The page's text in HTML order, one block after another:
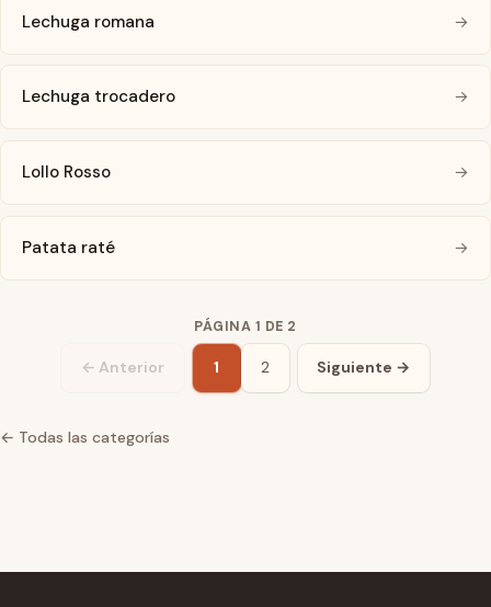
Lechuga romana →
Lechuga trocadero →
Lollo Rosso →
Patata raté →
PÁGINA 1 DE 2
← Anterior 1 2 Siguiente →
← Todas las categorías